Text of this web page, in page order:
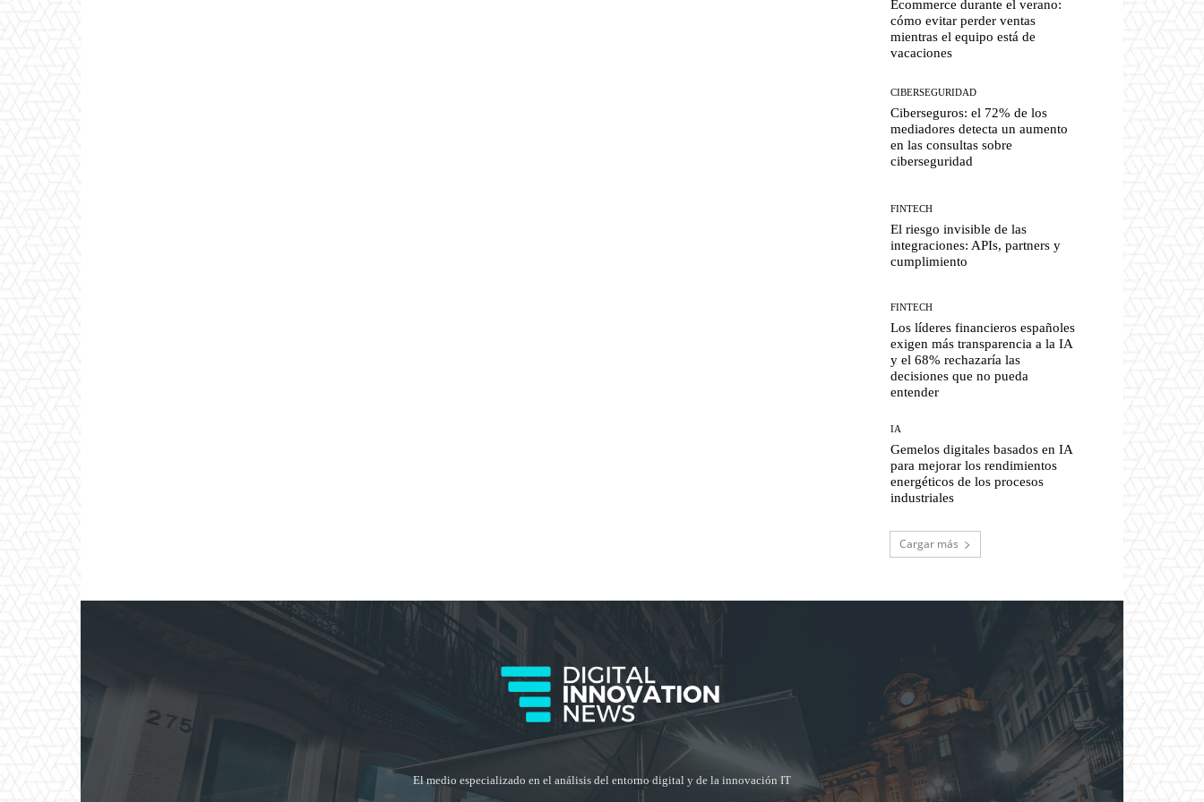
Ecommerce durante el verano:
cómo evitar perder ventas
mientras el equipo está de
vacaciones
CIBERSEGURIDAD
Ciberseguros: el 72% de los
mediadores detecta un aumento
en las consultas sobre
ciberseguridad
FINTECH
El riesgo invisible de las
integraciones: APIs, partners y
cumplimiento
FINTECH
Los líderes financieros españoles
exigen más transparencia a la IA
y el 68% rechazaría las
decisiones que no pueda
entender
IA
Gemelos digitales basados en IA
para mejorar los rendimientos
energéticos de los procesos
industriales
Cargar más
El medio especializado en el análisis del entorno digital y de la innovación IT